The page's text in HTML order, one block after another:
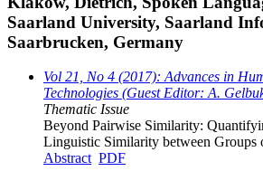
Saarland University, Saarland
Saarbrucken, Germany
Vol 21, No 4 (2017): Advances in
Technologies (Guest Editor: A.
Thematic Issue
Beyond Pairwise Similarity:
Linguistic Similarity between
Abstract PDF